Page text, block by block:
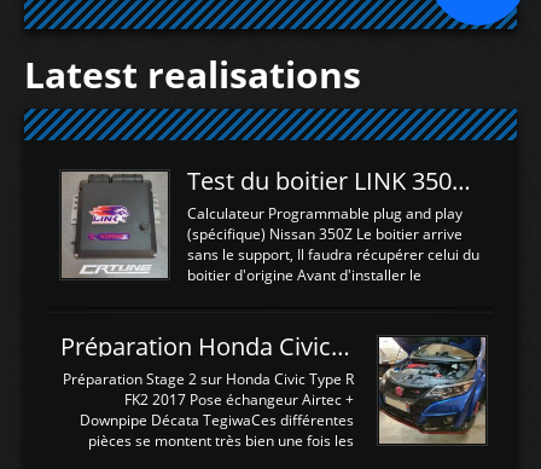
Latest realisations
Test du boitier LINK 350Z Plugin ECU
Calculateur Programmable plug and play
(spécifique) Nissan 350Z Le boitier arrive
sans le support, Il faudra récupérer celui du
boitier d'origine Avant d'installer le
d'envoyer l'information de la large bande
dans le boitier. sydney sweeney deepfake
La sortie 0-5V de l'afr sera connectée sur
l'entrée AN Volt 8 et GndAN pour
Analogique, et Volt car l'information est une
tension (Pas une résistance variable d'un
Préparation Honda Civic Type R FK2
Préparation Stage 2 sur Honda Civic Type R
FK2 2017 Pose échangeur Airtec +
Downpipe Décata TegiwaCes différentes
pièces se montent très bien une fois les